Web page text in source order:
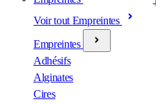
Voir tout Empreintes
Empreintes
Adhésifs
Alginates
Cires